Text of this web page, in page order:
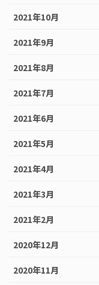
2021年10月
2021年9月
2021年8月
2021年7月
2021年6月
2021年5月
2021年4月
2021年3月
2021年2月
2020年12月
2020年11月